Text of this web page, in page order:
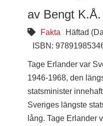
av Bengt
Fakta Häftad
ISBN:
Tage Erlander var
1946-1968, den
statsminister
Sveriges längste
lång. Tage Erlander